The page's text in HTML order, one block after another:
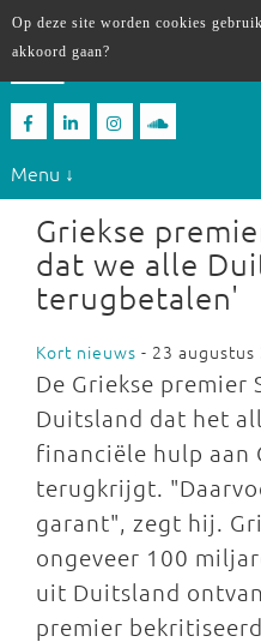
Menu ↓
Griekse
dat we alle
terugbetalen'
Kort nieuws - 23 augustus
De Griekse premier
Duitsland dat het
financiële hulp aan
terugkrijgt.
garant", zegt hij.
ongeveer 100
uit Duitsland
premier
Op deze site worden cookies
akkoord gaan?